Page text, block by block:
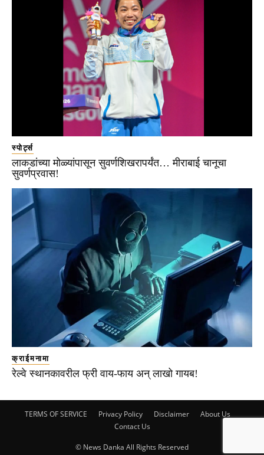
स्पोर्ट्स
लाकडांच्या मोळ्यांपासून सुवर्णशिखरापर्यंत… मीराबाई चानूचा
सुवर्णप्रवास!
क्राईमनामा
रेल्वे स्थानकावरील फ्री वाय-फाय अन् लाखो गायब!
TERMS OF SERVICE Privacy Policy Disclaimer
About Us
Contact Us
© News Danka All Rights Reserved